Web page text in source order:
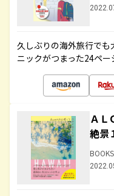
久しぶりの海外旅行で
ニックがつまった24ペ
ＡＬ
絶景